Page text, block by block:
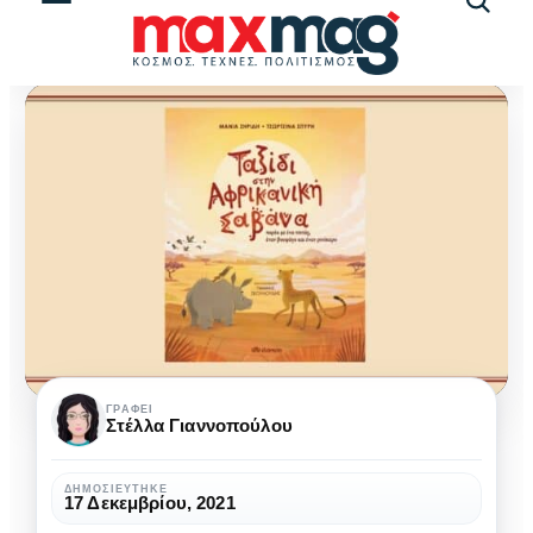
Μάνια
Ζηρίδη
Τζωρτζίνα
ΓΡΆΦΕΙ
Στέλλα Γιαννοπούλου
ΔΗΜΟΣΙΕΎΤΗΚΕ
17 Δεκεμβρίου, 2021